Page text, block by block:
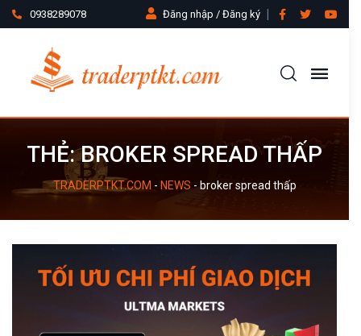
0938289078 Đăng nhập / Đăng ký
THẺ:BROKER SPREAD THẤP
TRADERPTKT.COM - NEWS - broker spread thấp